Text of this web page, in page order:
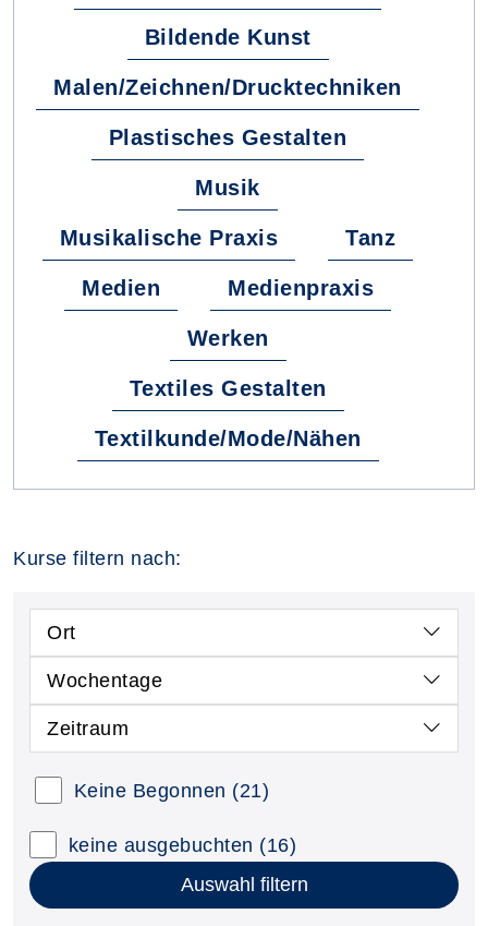
Bildende Kunst
Malen/Zeichnen/Drucktechniken
Plastisches Gestalten
Musik
Musikalische Praxis Tanz
Medien Medienpraxis
Werken
Textiles Gestalten
Textilkunde/Mode/Nähen
Kurse filtern nach:
Ort
Wochentage
Zeitraum
Keine Begonnen (21)
keine ausgebuchten (16)
Auswahl filtern